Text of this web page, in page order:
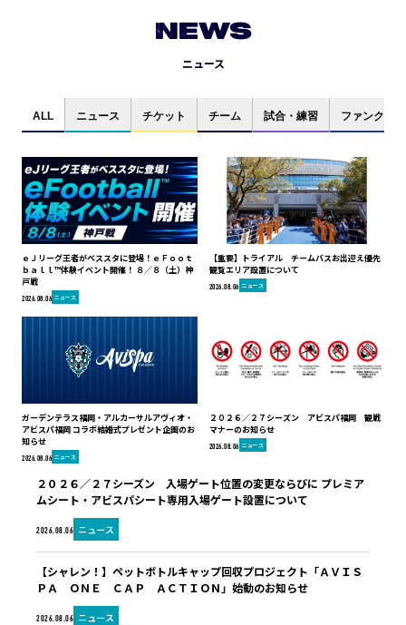
NEWS
ニュース
ALL ニュース チケット チーム 試合・練習 ファンクラブ
ｅＪリーグ王者がベススタに登場！ｅＦｏｏｔ
ｂａｌｌ™体験イベント開催！ ８／８（土）神
戸戦
2026.08.06 ニュース
【重要】トライアル チームバスお出迎え優先
観覧エリア設置について
2026.08.06 ニュース
ガーデンテラス福岡・アルカーサルアヴィオ・
アビスパ福岡 コラボ結婚式プレゼント企画のお
知らせ
2026.08.06 ニュース
２０２６／２７シーズン アビスパ福岡 観戦
マナーのお知らせ
2026.08.06 ニュース
2026.08.06 ニュース
２０２６／２７シーズン 入場ゲート位置の変更ならびに プレミア
ムシート・アビスパシート専用入場ゲート設置について
2026.08.06 ニュース
【シャレン！】ペットボトルキャップ回収プロジェクト「ＡＶＩＳ
ＰＡ ＯＮＥ ＣＡＰ ＡＣＴＩＯＮ」始動のお知らせ